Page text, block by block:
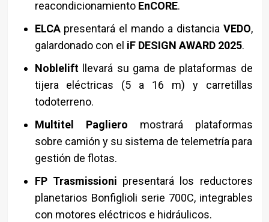
reacondicionamiento EnCORE.
ELCApresentará el mando a distancia VEDO,
galardonado con el iF DESIGN AWARD 2025.
Nobleliftllevará su gama de plataformas de
tijera eléctricas (5 a 16 m) y carretillas
todoterreno.
Multitel Pagliero mostrará plataformas
sobre camión y su sistema de telemetría para
gestión de flotas.
FP Trasmissioni presentará los reductores
planetarios Bonfiglioli serie 700C, integrables
con motores eléctricos e hidráulicos.